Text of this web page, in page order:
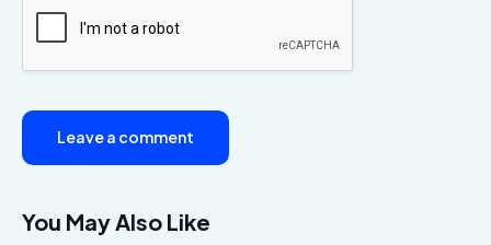
You May Also Like